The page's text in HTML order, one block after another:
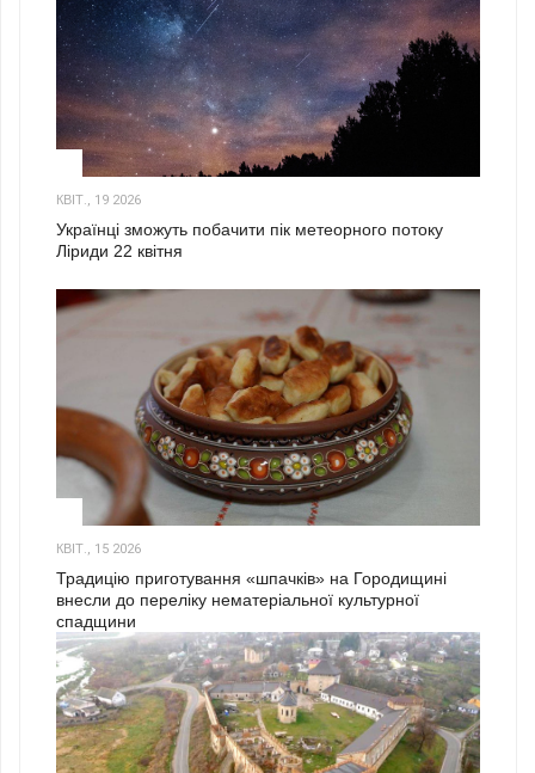
КВІТ., 19 2026
Українці зможуть побачити пік метеорного потоку
Ліриди 22 квітня
КВІТ., 15 2026
Традицію приготування «шпачків» на Городищині
внесли до переліку нематеріальної культурної
спадщини